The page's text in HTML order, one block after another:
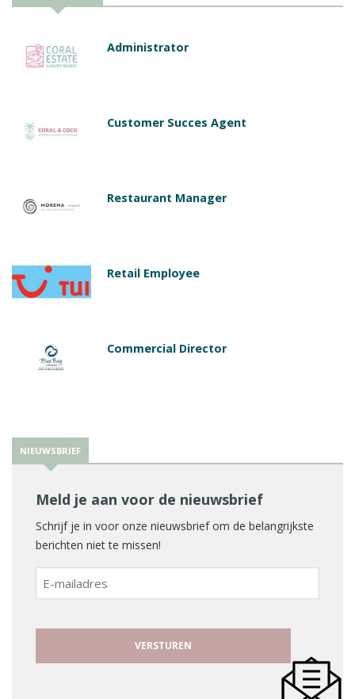
Administrator
Customer Succes Agent
Restaurant Manager
Retail Employee
Commercial Director
NIEUWSBRIEF
Meld je aan voor de nieuwsbrief
Schrijf je in voor onze nieuwsbrief om de belangrijkste
berichten niet te missen!
E-
mailadres